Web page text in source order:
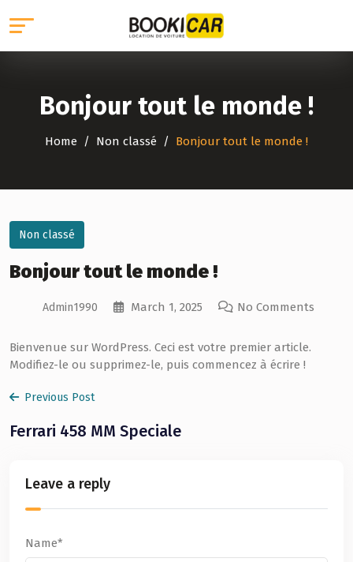
Bonjour tout le monde !
Home Non classé Bonjour tout le monde !
Non classé
Bonjour tout le monde !
Admin1990 March 1, 2025 No Comments
Bienvenue sur WordPress. Ceci est votre premier article.
Modifiez-le ou supprimez-le, puis commencez à écrire !
Previous Post
Ferrari 458 MM Speciale
Leave a reply
Name*